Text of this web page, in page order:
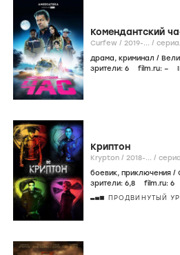
Комендантский
Curfew / 2019-... /
драма, криминал /
зрители: 6 film.ru: –
Криптон
Krypton / 2018-... /
боевик, приключения /
зрители: 6,8 film.ru: 6
ПРОДВИНУТЫЙ